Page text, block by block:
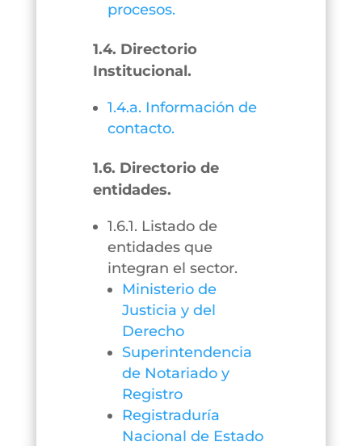
procesos.
1.4. Directorio
Institucional.
1.4.a. Información de
contacto.
1.6. Directorio de
entidades.
1.6.1. Listado de
entidades que
integran el sector.
Ministerio de
Justicia y del
Derecho
Superintendencia
de Notariado y
Registro
Registraduría
Nacional de Estado